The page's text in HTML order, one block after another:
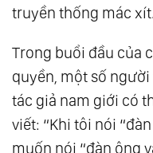
truyền thống mác xít.
Trong buổi đầu của
quyền, một số
tác giả nam giới có
viết: “Khi tôi nói
muốn nói “đàn ông